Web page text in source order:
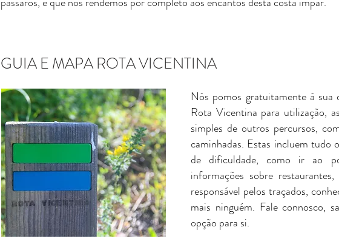
GUIA E MAPA ROTA VICENTINA
Nós pomos gratuitamente à sua
Rota Vicentina para utilização,
simples de outros percursos,
caminhadas. Estas incluem tudo
de dificuldade, como ir ao
informações sobre
responsável pelos traçados,
mais ninguém. Fale connosco,
opção para si.